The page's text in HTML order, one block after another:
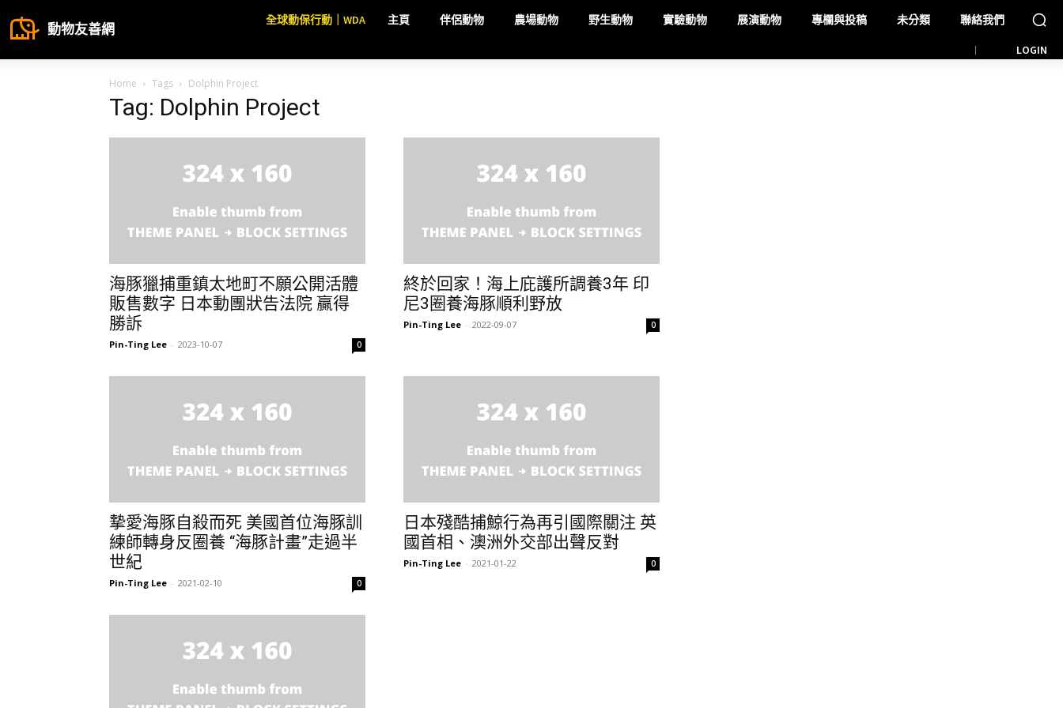
動物友善網
全球動保行動｜WDA 主頁 伴侶動物 農場動物 野生動物 實驗動物 展演動物 專欄與投稿 未分類 聯絡我們
LOGIN
Home Tags Dolphin Project
Tag: Dolphin Project
海豚獵捕重鎮太地町不願公開活體
販售數字 日本動團狀告法院 贏得
勝訴
Pin-Ting Lee - 2023-10-07 0
終於回家！海上庇護所調養3年 印
尼3圈養海豚順利野放
Pin-Ting Lee - 2022-09-07 0
摯愛海豚自殺而死 美國首位海豚訓
練師轉身反圈養 “海豚計畫”走過半
世紀
Pin-Ting Lee - 2021-02-10 0
日本殘酷捕鯨行為再引國際關注 英
國首相、澳洲外交部出聲反對
Pin-Ting Lee - 2021-01-22 0